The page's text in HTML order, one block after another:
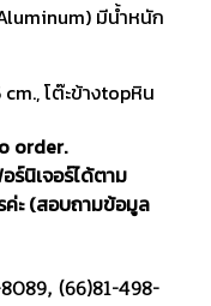
มีน้ำหนัก
โต๊ะข้างtopหิน
order.
ร์นิเจอร์ได้ตาม
ค่ะ (สอบถามข้อมูล
, (66)81-498-